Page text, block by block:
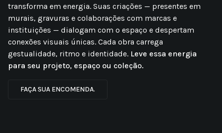
transforma em energia. Suas criações — presentes em
murais, gravuras e colaborações com marcas e
instituições — dialogam com o espaço e despertam
conexões visuais únicas. Cada obra carrega
gestualidade, ritmo e identidade. Leve essa energia
para seu projeto, espaço ou coleção.
FAÇA SUA ENCOMENDA.